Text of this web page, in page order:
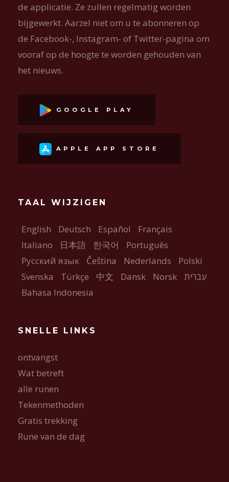
de applicatie. Ze zullen regelmatig worden
bijgewerkt. Aarzel niet om u te abonneren op
de Facebook-, Instagram- of Twitter-pagina om
vooraf op de hoogte te worden gehouden van
het nieuws.
GOOGLE PLAY
APPLE APP STORE
TAAL WIJZIGEN
English Deutsch Español
Français
Italiano
日本語 한국어
Português
Русский язык
Čeština Nederlands
Polski
Svenska
Türkçe 中文 Dansk Norsk
עברית
Bahasa Indonesia
SNELLE LINKS
ontvangst
Wat betreft
alle runen
Tekenmethoden
Gratis trekking
Rune van de dag